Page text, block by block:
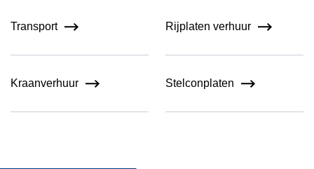
Transport
Kraanverhuur
Rijplaten verhuur
Stelconplaten